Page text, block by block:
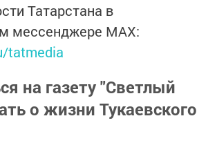
Татарстана в
мессенджере MАХ:
tatmedia
на газету "Светлый
о жизни Тукаевского